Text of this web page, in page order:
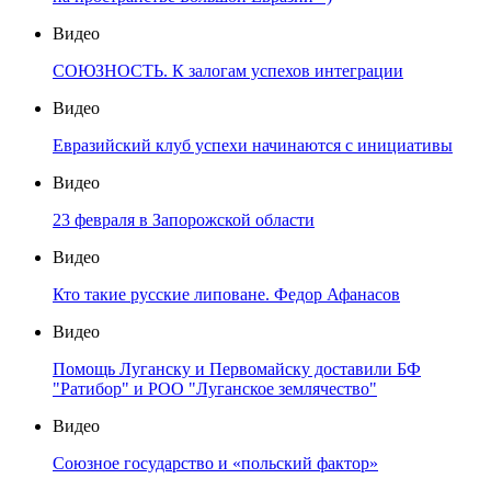
Видео
СОЮЗНОСТЬ. К залогам успехов интеграции
Видео
Евразийский клуб успехи начинаются с инициативы
Видео
23 февраля в Запорожской области
Видео
Кто такие русские липоване. Федор Афанасов
Видео
Помощь Луганску и Первомайску доставили БФ
"Ратибор" и РОО "Луганское землячество"
Видео
Союзное государство и «польский фактор»